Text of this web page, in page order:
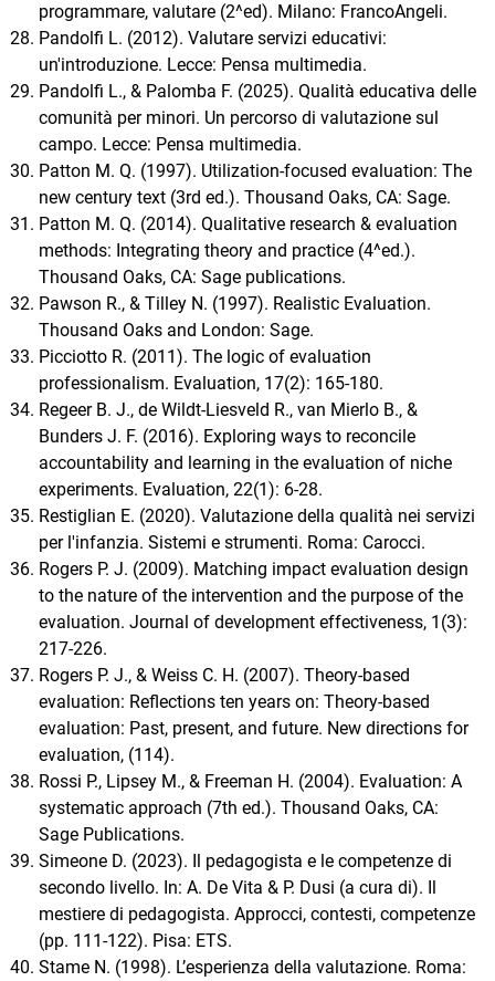
programmare, valutare (2^ed). Milano: FrancoAngeli.
Pandolfi L. (2012). Valutare servizi educativi:
un'introduzione. Lecce: Pensa multimedia.
Pandolfi L., & Palomba F. (2025). Qualità educativa delle
comunità per minori. Un percorso di valutazione sul
campo. Lecce: Pensa multimedia.
Patton M. Q. (1997). Utilization-focused evaluation: The
new century text (3rd ed.). Thousand Oaks, CA: Sage.
Patton M. Q. (2014). Qualitative research & evaluation
methods: Integrating theory and practice (4^ed.).
Thousand Oaks, CA: Sage publications.
Pawson R., & Tilley N. (1997). Realistic Evaluation.
Thousand Oaks and London: Sage.
Picciotto R. (2011). The logic of evaluation
professionalism. Evaluation, 17(2): 165-180.
Regeer B. J., de Wildt-Liesveld R., van Mierlo B., &
Bunders J. F. (2016). Exploring ways to reconcile
accountability and learning in the evaluation of niche
experiments. Evaluation, 22(1): 6-28.
Restiglian E. (2020). Valutazione della qualità nei servizi
per l'infanzia. Sistemi e strumenti. Roma: Carocci.
Rogers P. J. (2009). Matching impact evaluation design
to the nature of the intervention and the purpose of the
evaluation. Journal of development effectiveness, 1(3):
217-226.
Rogers P. J., & Weiss C. H. (2007). Theory-based
evaluation: Reflections ten years on: Theory-based
evaluation: Past, present, and future. New directions for
evaluation, (114).
Rossi P., Lipsey M., & Freeman H. (2004). Evaluation: A
systematic approach (7th ed.). Thousand Oaks, CA:
Sage Publications.
Simeone D. (2023). Il pedagogista e le competenze di
secondo livello. In: A. De Vita & P. Dusi (a cura di). Il
mestiere di pedagogista. Approcci, contesti, competenze
(pp. 111-122). Pisa: ETS.
Stame N. (1998). L’esperienza della valutazione. Roma: